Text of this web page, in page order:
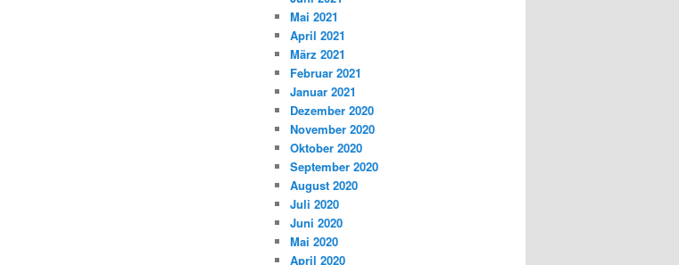
Mai 2021
April 2021
März 2021
Februar 2021
Januar 2021
Dezember 2020
November 2020
Oktober 2020
September 2020
August 2020
Juli 2020
Juni 2020
Mai 2020
April 2020